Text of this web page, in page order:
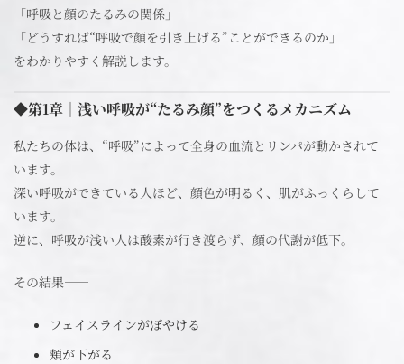
「呼吸と顔のたるみの関係」
「どうすれば“呼吸で顔を引き上げる”ことができるのか」
をわかりやすく解説します。
◆第1章｜浅い呼吸が“たるみ顔”をつくるメカニズム
私たちの体は、“呼吸”によって全身の血流とリンパが動かされて
います。
深い呼吸ができている人ほど、顔色が明るく、肌がふっくらして
います。
逆に、呼吸が浅い人は酸素が行き渡らず、顔の代謝が低下。
その結果――
フェイスラインがぼやける
頬が下がる